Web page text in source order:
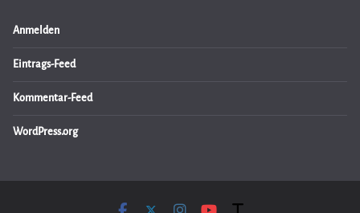
Anmelden
Eintrags-Feed
Kommentar-Feed
WordPress.org